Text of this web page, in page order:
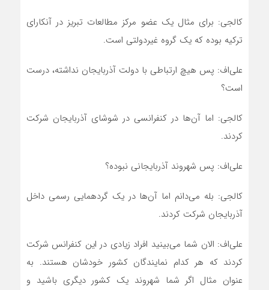
کالجی: برای مثال یک عضو مرکز مطالعات تبریز در آنکارای
ترکیه بوده که یک گروه غیردولتی است.
علی‌اف: پس هیچ ارتباطی با دولت آذربایجان نداشته، درست
است؟
کالجی: اما آن‌ها در کنفرانسی در شوشای آذربایجان شرکت
کردند.
علی‌اف: پس شهروند آذربایجانی نبوده؟
کالجی: بله می‌دانم اما آن‌ها در یک گردهمایی رسمی داخل
آذربایجان شرکت کردند.
علی‌اف: الان شما می‌بینید افراد زیادی در این کنفرانس شرکت
کردند که هر کدام نمایندگان کشور خودشان هستند. به
عنوان مثال اگر شما شهروند یک کشور دیگری باشید و